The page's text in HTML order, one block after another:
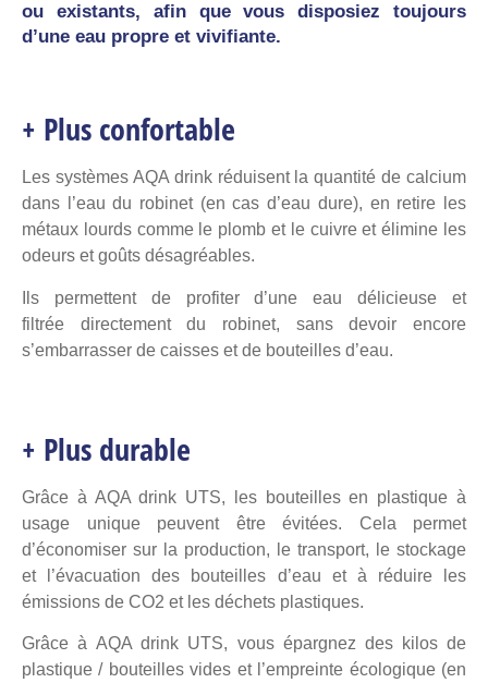
ou existants, afin que vous disposiez toujours
d’une eau propre et vivifiante.
+ Plus confortable
Les systèmes AQA drink réduisent la quantité de calcium
dans l’eau du robinet (en cas d’eau dure), en retire les
métaux lourds comme le plomb et le cuivre et élimine les
odeurs et goûts désagréables.
Ils permettent de profiter d’une eau délicieuse et
filtrée directement du robinet, sans devoir encore
s’embarrasser de caisses et de bouteilles d’eau.
+ Plus durable
Grâce à AQA drink UTS, les bouteilles en plastique à
usage unique peuvent être évitées. Cela permet
d’économiser sur la production, le transport, le stockage
et l’évacuation des bouteilles d’eau et à réduire les
émissions de CO2 et les déchets plastiques.
Grâce à AQA drink UTS, vous épargnez des kilos de
plastique / bouteilles vides et l’empreinte écologique (en